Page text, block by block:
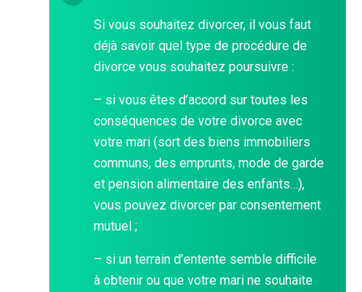
Si vous souhaitez divorcer, il vous faut
déjà savoir quel type de procédure de
divorce vous souhaitez poursuivre :
– si vous êtes d’accord sur toutes les
conséquences de votre divorce avec
votre mari (sort des biens immobiliers
communs, des emprunts, mode de garde
et pension alimentaire des enfants…),
vous pouvez divorcer par consentement
mutuel ;
– si un terrain d’entente semble difficile
à obtenir ou que votre mari ne souhaite